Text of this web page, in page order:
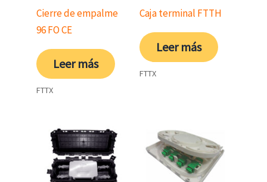
Cierre de empalme
96 FO CE
Leer más
FTTX
Caja terminal FTTH
Leer más
FTTX